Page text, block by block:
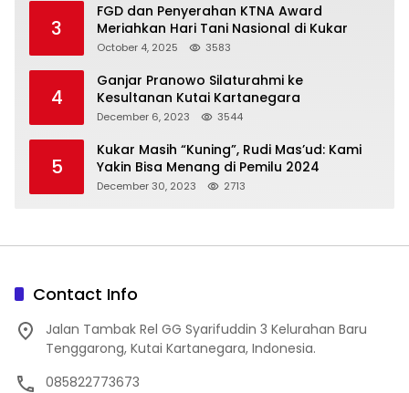
3
FGD dan Penyerahan KTNA Award
Meriahkan Hari Tani Nasional di Kukar
October 4, 2025 3583
4
Ganjar Pranowo Silaturahmi ke
Kesultanan Kutai Kartanegara
December 6, 2023 3544
5
Kukar Masih “Kuning”, Rudi Mas’ud: Kami
Yakin Bisa Menang di Pemilu 2024
December 30, 2023 2713
Contact Info
Jalan Tambak Rel GG Syarifuddin 3 Kelurahan Baru
Tenggarong, Kutai Kartanegara, Indonesia.
085822773673